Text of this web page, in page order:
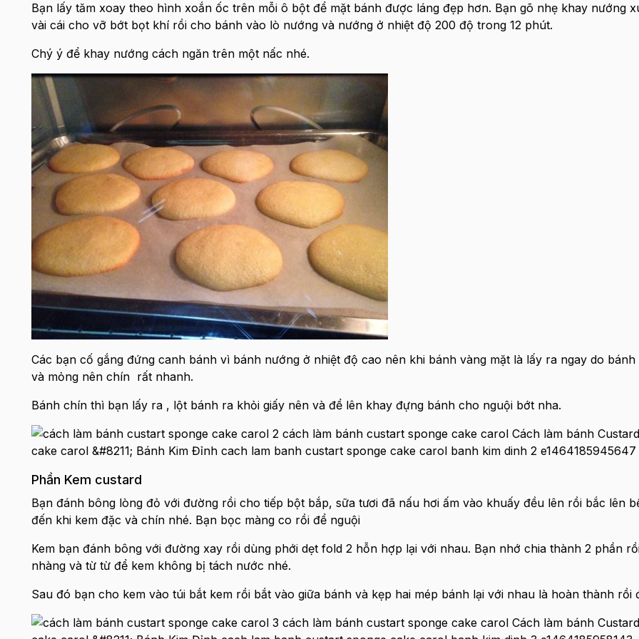
Bạn lấy tăm xoay theo hình xoắn ốc trên mỗi ô bột để mặt bánh được láng đẹp hơn. Bạn gõ nhẹ khay nướng
vài cái cho vỡ bớt bọt khí rồi cho bánh vào lò nướng và nướng ở nhiệt độ 200 độ trong 12 phút.
Chý ý để khay nướng cách ngăn trên một nấc nhé.
Các bạn cố gắng đứng canh bánh vì bánh nướng ở nhiệt độ cao nên khi bánh vàng mặt là lấy ra ngay do bánh
và mỏng nên chín rất nhanh.
Bánh chín thì bạn lấy ra , lột bánh ra khỏi giấy nên và để lên khay đựng bánh cho nguội bớt nha.
Phần Kem custard
Bạn đánh bông lòng đỏ với đường rồi cho tiếp bột bắp, sữa tươi đã nấu hơi ấm vào khuấy đều lên rồi bắc lên
đến khi kem đặc và chín nhé. Bạn bọc màng co rồi để nguội
Kem bạn đánh bông với đường xay rồi dùng phới dẹt fold 2 hỗn hợp lại với nhau. Bạn nhớ chia thành 2 phần
nhàng và từ từ để kem không bị tách nước nhé.
Sau đó bạn cho kem vào túi bắt kem rồi bắt vào giữa bánh và kẹp hai mép bánh lại với nhau là hoàn thành rồi